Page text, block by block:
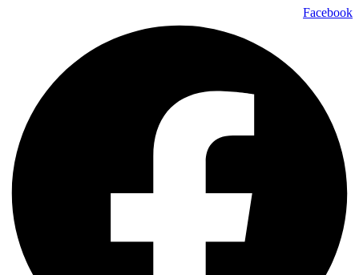
Facebook